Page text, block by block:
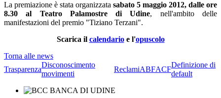
La premiazione è stata organizzata sabato 5 maggio 2012, dalle ore
8.30 al Teatro Palamostre di Udine, nell'ambito delle
manifestazioni del premio "Tiziano Terzani".
Scarica il calendarioe l'opuscolo
Torna alle news
Trasparenza
Disconoscimento
movimenti
ReclamiABFACF
Definizione di
default